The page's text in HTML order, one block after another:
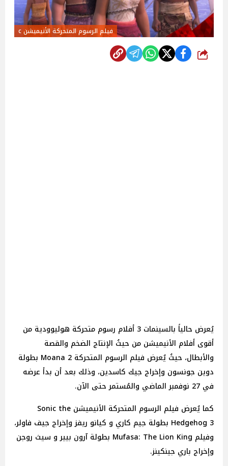
فيلم الرسوم المتحركة الأنيميشن c
شارك
يُعرض حالياً بالسينمات 3 أفلام رسوم متحركة هوليوودية من
أقوى أفلام الأنيميشن من حيثُ الإنتاج الضخم والقصة
والأبطال، حيثُ يُعرض فيلم الرسوم المتحركة Moana 2 بطولة
دوين جونسون وإخراج جيك كاسدين، وذلك بعد أن بدأ عرضه
في 27 نوفمبر الماضي والمُستمر حتى الآن.
كما يُعرض فيلم الرسوم المتحركة الأنيميشن Sonic the
Hedgehog 3 بطولة جيم كاري و كيانو ريفز وإخراج جيف فاولر،
وفيلم Mufasa: The Lion King بطولة آرون بيير و سيث روجن
وإخراج باري جينكينز.